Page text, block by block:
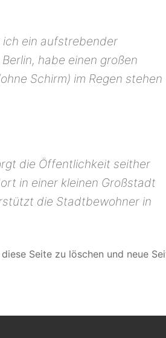
ich ein aufstrebender
habe einen großen
Schirm) im Regen stehen
die Öffentlichkeit seither
in einer kleinen Großstadt
die Stadtbewohner in
Seite zu löschen und neue